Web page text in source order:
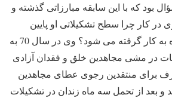
بود که با این سابقه مبارزاتی گذشته و
در کار چرا سطح تشکیلاتی او پایین
است و در موضع راننده به کار گرفته می شود؟ وی در سال 70 به
در مشی مجاهدین خلق و فقدان آزادی
برای منتقدین رجوی عطای مجاهدین
و بعد از تحمل سه ماه زندان در تشکیلات